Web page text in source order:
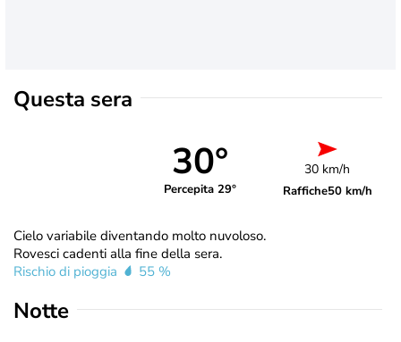
Questa sera
30°
Percepita 29°
30 km/h
Raffiche50 km/h
Cielo variabile diventando molto nuvoloso.
Rovesci cadenti alla fine della sera.
Rischio di pioggia
55 %
Notte